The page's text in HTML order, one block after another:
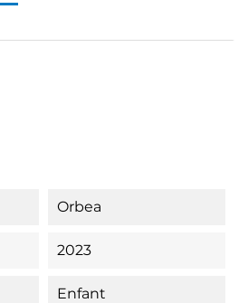
Orbea
2023
Enfant